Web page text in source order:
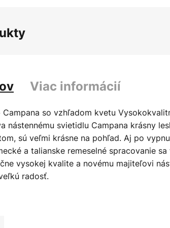
Viac informácií
Campana so vzhľadom kvetu
nástennému svietidlu Campana krásny
sú veľmi krásne na pohľad. Aj po
a talianske remeselné spracovanie
vysokej kvalite a novému majiteľovi
radosť.